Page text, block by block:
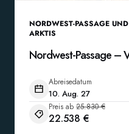
NORDWEST-PASSAGE
ARKTIS
Nordwest-Passage –
Abreisedatum
10. Aug. 27
Preis ab 25.830 €
22.538 €